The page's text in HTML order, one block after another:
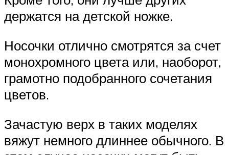
держатся на детской ножке.
Носочки отлично смотрятся за счет
монохромного цвета или, наоборот,
грамотно подобранного сочетания
цветов.
Зачастую верх в таких моделях
вяжут немного длиннее обычного. В